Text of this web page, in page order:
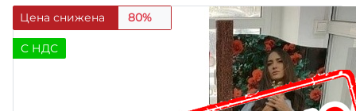
Цена снижена 80%
C НДС